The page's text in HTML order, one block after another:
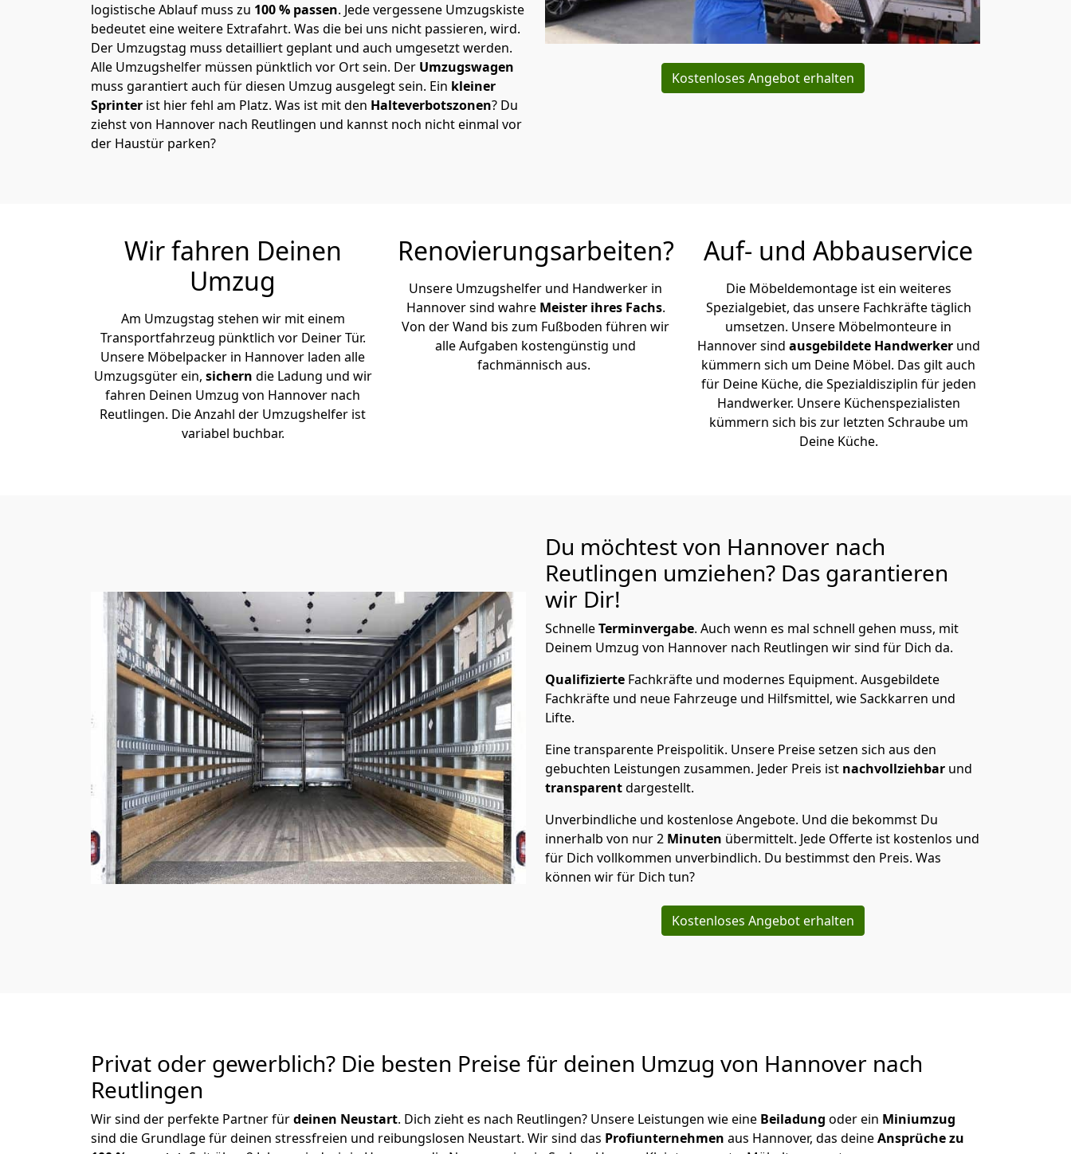
logistische Ablauf muss zu 100 % passen. Jede vergessene Umzugskiste
bedeutet eine weitere Extrafahrt. Was die bei uns nicht passieren, wird.
Der Umzugstag muss detailliert geplant und auch umgesetzt werden.
Alle Umzugshelfer müssen pünktlich vor Ort sein. Der Umzugswagen
muss garantiert auch für diesen Umzug ausgelegt sein. Ein kleiner
Sprinter ist hier fehl am Platz. Was ist mit den Halteverbotszonen? Du
ziehst von Hannover nach Reutlingen und kannst noch nicht einmal vor
der Haustür parken?
Kostenloses Angebot erhalten
Wir fahren Deinen
Umzug
Am Umzugstag stehen wir mit einem
Transportfahrzeug pünktlich vor Deiner Tür.
Unsere Möbelpacker in Hannover laden alle
Umzugsgüter ein, sichern die Ladung und wir
fahren Deinen Umzug von Hannover nach
Reutlingen. Die Anzahl der Umzugshelfer ist
variabel buchbar.
Renovierungsarbeiten?
Unsere Umzugshelfer und Handwerker in
Hannover sind wahre Meister ihres Fachs.
Von der Wand bis zum Fußboden führen wir
alle Aufgaben kostengünstig und
fachmännisch aus.
Auf- und Abbauservice
Die Möbeldemontage ist ein weiteres
Spezialgebiet, das unsere Fachkräfte täglich
umsetzen. Unsere Möbelmonteure in
Hannover sind ausgebildete Handwerker und
kümmern sich um Deine Möbel. Das gilt auch
für Deine Küche, die Spezialdisziplin für jeden
Handwerker. Unsere Küchenspezialisten
kümmern sich bis zur letzten Schraube um
Deine Küche.
Du möchtest von Hannover nach
Reutlingen umziehen? Das garantieren
wir Dir!
SchnelleTerminvergabe. Auch wenn es mal schnell gehen muss, mit
Deinem Umzug von Hannover nach Reutlingen wir sind für Dich da.
Qualifizierte Fachkräfte und modernes Equipment. Ausgebildete
Fachkräfte und neue Fahrzeuge und Hilfsmittel, wie Sackkarren und
Lifte.
Eine transparente Preispolitik. Unsere Preise setzen sich aus den
gebuchten Leistungen zusammen. Jeder Preis ist nachvollziehbar und
transparentdargestellt.
Unverbindliche und kostenlose Angebote. Und die bekommst Du
innerhalb von nur2 Minuten übermittelt. Jede Offerte ist kostenlos und
für Dich vollkommen unverbindlich. Du bestimmst den Preis. Was
können wir für Dich tun?
Kostenloses Angebot erhalten
Privat oder gewerblich? Die besten Preise für deinen Umzug von Hannover nach
Reutlingen
Wir sind der perfekte Partner fürdeinen Neustart. Dich zieht es nach Reutlingen? Unsere Leistungen wie eine Beiladung oder ein Miniumzug
sind die Grundlage für deinen stressfreien und reibungslosen Neustart. Wir sind das Profiunternehmen aus Hannover, das deineAnsprüche zu